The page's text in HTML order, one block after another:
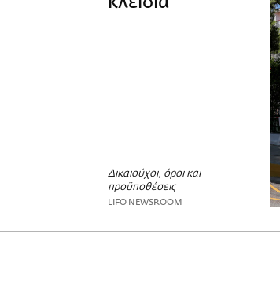
Δικαιούχοι, όροι και
προϋποθέσεις
LIFO NEWSROOM